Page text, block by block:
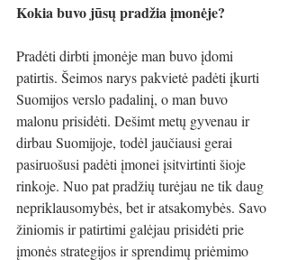
Kokia buvo jūsų pradžia įmonėje?
Pradėti dirbti įmonėje man buvo įdomi
patirtis. Šeimos narys pakvietė padėti įkurti
Suomijos verslo padalinį, o man buvo
malonu prisidėti. Dešimt metų gyvenau ir
dirbau Suomijoje, todėl jaučiausi gerai
pasiruošusi padėti įmonei įsitvirtinti šioje
rinkoje. Nuo pat pradžių turėjau ne tik daug
nepriklausomybės, bet ir atsakomybės. Savo
žiniomis ir patirtimi galėjau prisidėti prie
įmonės strategijos ir sprendimų priėmimo